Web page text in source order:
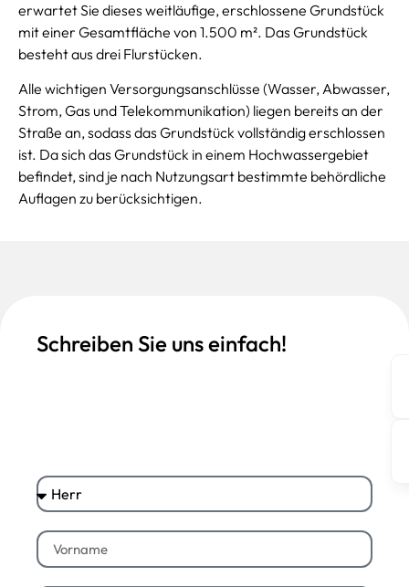
erwartet Sie dieses weitläufige, erschlossene Grundstück
mit einer Gesamtfläche von 1.500 m². Das Grundstück
besteht aus drei Flurstücken.
Alle wichtigen Versorgungsanschlüsse (Wasser, Abwasser,
Strom, Gas und Telekommunikation) liegen bereits an der
Straße an, sodass das Grundstück vollständig erschlossen
ist. Da sich das Grundstück in einem Hochwassergebiet
befindet, sind je nach Nutzungsart bestimmte behördliche
Auflagen zu berücksichtigen.
Schreiben Sie uns einfach!